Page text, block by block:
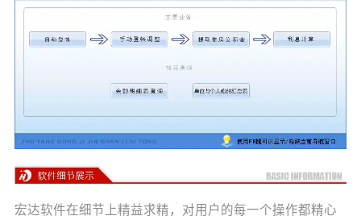
宏达软件在细节上精益求精，对用户的每一个操作都精心